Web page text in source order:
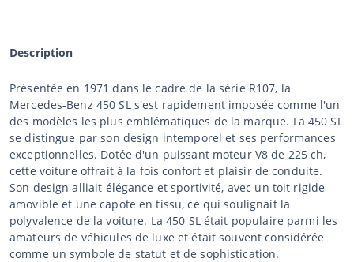
Description
Présentée en 1971 dans le cadre de la série R107, la
Mercedes-Benz 450 SL s'est rapidement imposée comme l'un
des modèles les plus emblématiques de la marque. La 450 SL
se distingue par son design intemporel et ses performances
exceptionnelles. Dotée d'un puissant moteur V8 de 225 ch,
cette voiture offrait à la fois confort et plaisir de conduite.
Son design alliait élégance et sportivité, avec un toit rigide
amovible et une capote en tissu, ce qui soulignait la
polyvalence de la voiture. La 450 SL était populaire parmi les
amateurs de véhicules de luxe et était souvent considérée
comme un symbole de statut et de sophistication.